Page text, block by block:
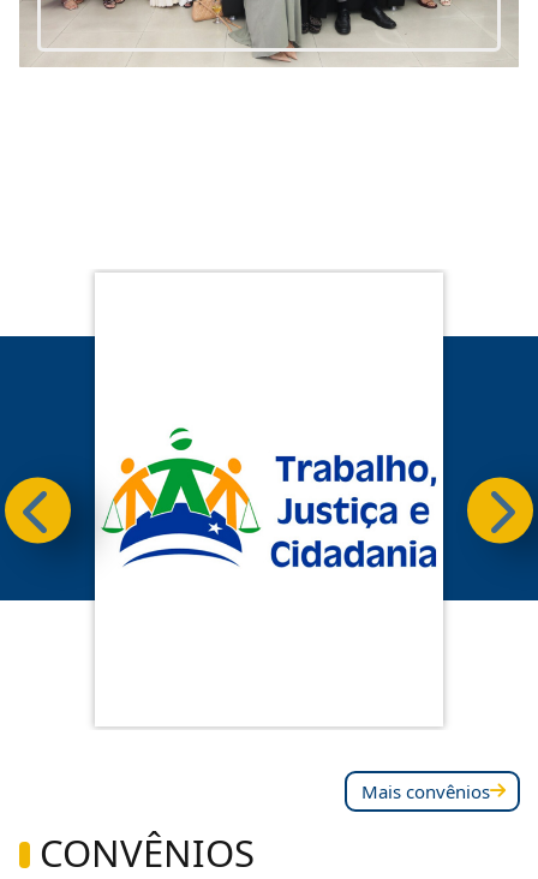
CONVÊNIOS
Mais convênios